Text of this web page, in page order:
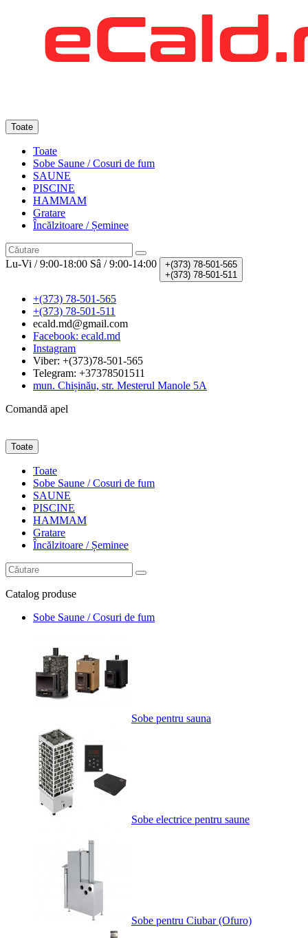
Toate
Toate
Sobe Saune / Cosuri de fum
SAUNE
PISCINE
HAMMAM
Gratare
Încălzitoare / Șeminee
Lu-Vi / 9:00-18:00 Sâ / 9:00-14:00 +(373) 78-501-565
+(373) 78-501-511
+(373) 78-501-565
+(373) 78-501-511
ecald.md@gmail.com
Facebook: ecald.md
Instagram
Viber: +(373)78-501-565
Telegram: +37378501511
mun. Chișinău, str. Mesterul Manole 5A
Comandă apel
Toate
Toate
Sobe Saune / Cosuri de fum
SAUNE
PISCINE
HAMMAM
Gratare
Încălzitoare / Șeminee
Catalog produse
Sobe Saune / Cosuri de fum
Sobe pentru sauna
Sobe electrice pentru saune
Sobe pentru Ciubar (Ofuro)